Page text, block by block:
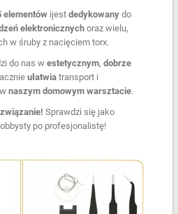
elementów ijest dedykowanydo
elektronicznychoraz wielu,
w śruby z nacięciem torx.
do nas w estetycznym, dobrze
ułatwiatransport i
naszym domowym warsztacie.
Sprawdzi się jako
po profesjonalistę!